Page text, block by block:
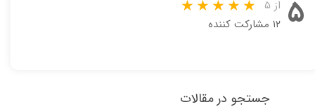
۵ از ۵
۱۲ مشارکت کننده
جستجو در مقالات